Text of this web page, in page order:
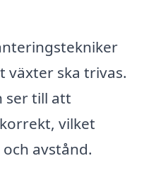
växter ska trivas.
ser till att
vilket
avstånd.